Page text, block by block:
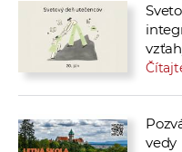
vedy